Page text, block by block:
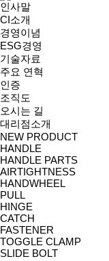
인사말
CI소개
경영이념
ESG경영
기술자료
주요 연혁
인증
조직도
오시는 길
대리점소개
NEW PRODUCT
HANDLE
HANDLE PARTS
AIRTIGHTNESS
HANDWHEEL
PULL
HINGE
CATCH
FASTENER
TOGGLE CLAMP
SLIDE BOLT